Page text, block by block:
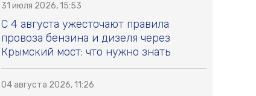
31 июля 2026, 15:53
С 4 августа ужесточают правила
провоза бензина и дизеля через
Крымский мост: что нужно знать
04 августа 2026, 11:26